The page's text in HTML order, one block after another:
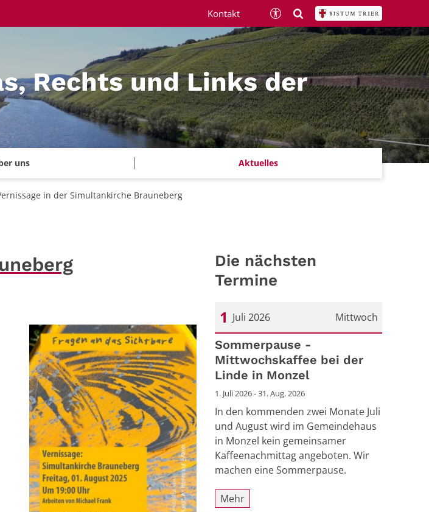
Rechts und Links der
uns Aktuelles
Kontakt
in der Simultankirche Brauneberg
Die nächsten
Termine
Mittwoch
1 Juli 2026
Datum: 1. Juli 2026
Sommerpause -
Mittwochskaffee bei der
Linde in Monzel
1. Juli 2026 - 31. Aug. 2026
In den kommenden zwei Monate Juli
und August wird im Gemeindehaus
in Monzel kein gemeinsamer
Kaffeenachmittag angeboten. Wir
machen eine Sommerpause.
Mehr